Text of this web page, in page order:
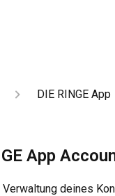
DIE RINGE App
App
Verwaltung deines